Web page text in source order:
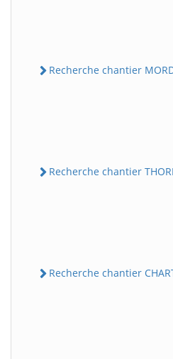
Recherche chantier
Recherche chantier
Recherche chantier